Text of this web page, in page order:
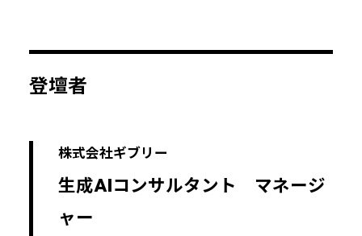
登壇者
株式会社ギブリー
生成AIコンサルタント マネージ
ャー